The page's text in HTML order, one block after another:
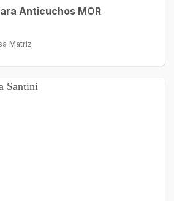
Anticuchos MOR
Matriz